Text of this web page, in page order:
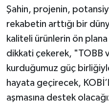
Şahin, projenin,
rekabetin arttığı bir
kaliteli ürünlerin ön plana
dikkati çekerek, "TOBB
kurduğumuz güç
hayata geçirecek,
aşmasına destek